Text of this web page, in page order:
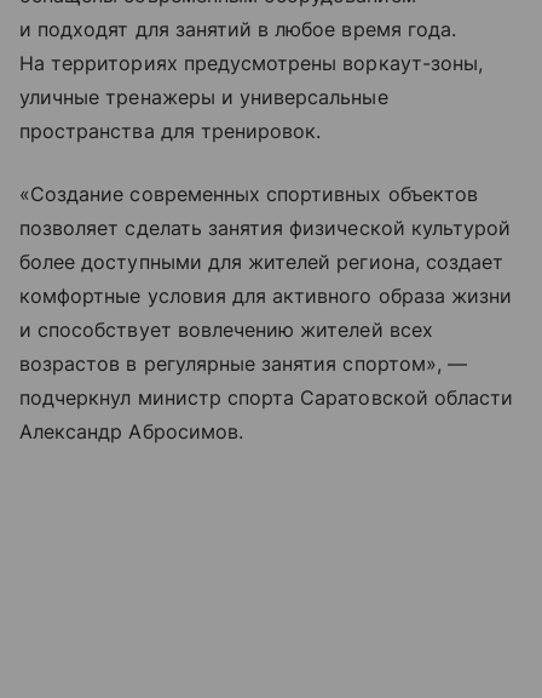
и подходят для занятий в любое время года.
На территориях предусмотрены воркаут-зоны,
уличные тренажеры и универсальные
пространства для тренировок.
«Создание современных спортивных объектов
позволяет сделать занятия физической культурой
более доступными для жителей региона, создает
комфортные условия для активного образа жизни
и способствует вовлечению жителей всех
возрастов в регулярные занятия спортом», —
подчеркнул министр спорта Саратовской области
Александр Абросимов.